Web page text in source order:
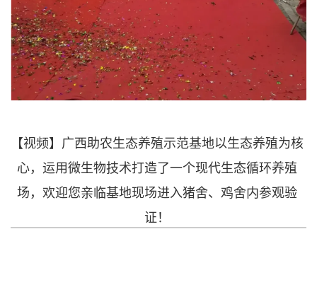
【视频】广西助农生态养殖示范基地以生态养殖为核
心，运用微生物技术打造了一个现代生态循环养殖
场，欢迎您亲临基地现场进入猪舍、鸡舍内参观验
证！